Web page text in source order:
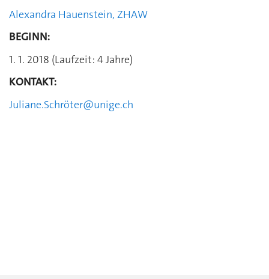
Alexandra Hauenstein, ZHAW
BEGINN:
1. 1. 2018 (Laufzeit: 4 Jahre)
KONTAKT:
Juliane.Schröter@unige.ch